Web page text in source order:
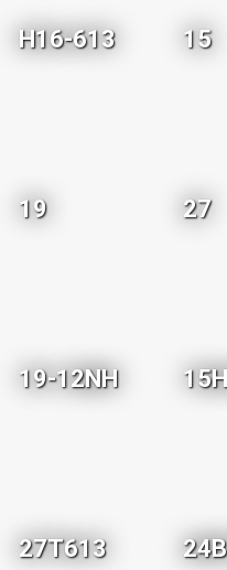
H16-613 15
19 27
19-12NH
27T613